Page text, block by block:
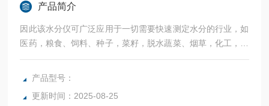
产品简介
因此该水分仪可广泛应用于一切需要快速测定水分的行业，如
医药，粮食、饲料、种子，菜籽，脱水蔬菜、烟草，化工，茶
叶，食品、肉类以及纺织，农林、造纸、橡胶、塑胶、纺织等
行业中的实验室与生产过程中。同时满足固体、颗粒、粉末、
司始终立志于为用户提供多用途，多性能的高质量产品，为您
产品型号：
更新时间：2025-08-25